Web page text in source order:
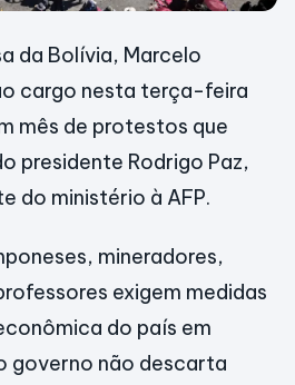
da Bolívia, Marcelo
cargo nesta terça-feira
mês de protestos que
presidente Rodrigo Paz,
do ministério à AFP.
mineradores,
exigem medidas
do país em
governo não descarta